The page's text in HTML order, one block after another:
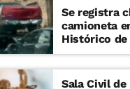
Se registra
camioneta
Histórico
Sala Civil